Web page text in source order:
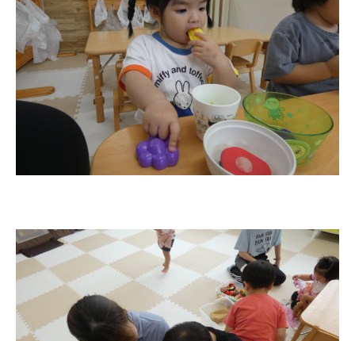
お知らせ
今日の幼稚園
教職員募集
園のこと
園舎案内
安⼼・安全対策